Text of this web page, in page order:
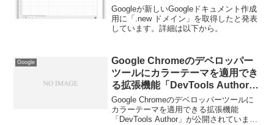
Googleが新しいGoogleドキュメント作成
用に「.new ドメイン」を取得したと発表
しています。詳細は以下から。
Google
Google Chromeのデベロッパー
ツールにカラーテーマを適用でき
る拡張機能「DevTools Author」
が公開。
Google Chromeのデベロッパーツールに
カラーテーマを適用できる拡張機能
「DevTools Author」が公開されていま